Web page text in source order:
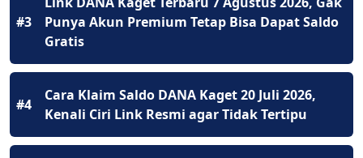
#3
Punya Akun Premium Tetap Bisa Dapat Saldo
Gratis
#4
Cara Klaim Saldo DANA Kaget 20 Juli 2026,
Kenali Ciri Link Resmi agar Tidak Tertipu